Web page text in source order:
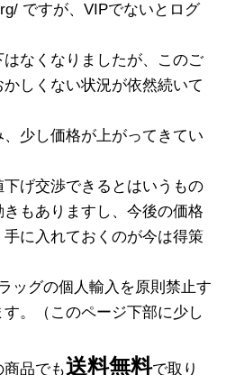
ですが、VIPでないとログ
くなりましたが、このご
しくない状況が依然続いて
少し価格が上がってきてい
げ交渉できるとはいうもの
もありますし、今後の価格
に入れておくのが今は得策
グの個人輸入を原則禁止す
。（このページ下部に少し
品でも送料無料で取り